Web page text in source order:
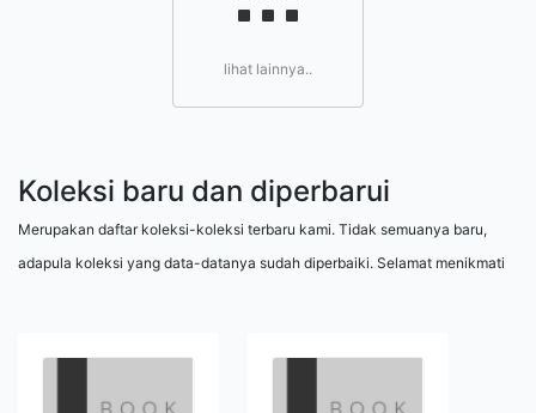
lihat lainnya..
Koleksi baru dan diperbarui
Merupakan daftar koleksi-koleksi terbaru kami. Tidak semuanya baru,
adapula koleksi yang data-datanya sudah diperbaiki. Selamat menikmati